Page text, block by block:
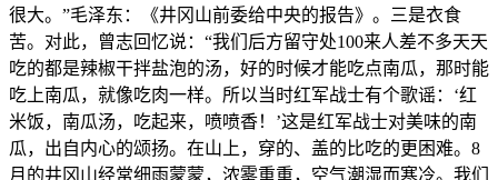
很大。”毛泽东：《井冈山前委给中央的报告》。三是衣食
苦。对此，曾志回忆说：“我们后方留守处100来人差不多天天
吃的都是辣椒干拌盐泡的汤，好的时候才能吃点南瓜，那时能
吃上南瓜，就像吃肉一样。所以当时红军战士有个歌谣：‘红
米饭，南瓜汤，吃起来，喷喷香！’这是红军战士对美味的南
瓜，出自内心的颂扬。在山上，穿的、盖的比吃的更困难。8
月的井冈山经常细雨蒙蒙，浓雾重重，空气潮湿而寒冷。我们